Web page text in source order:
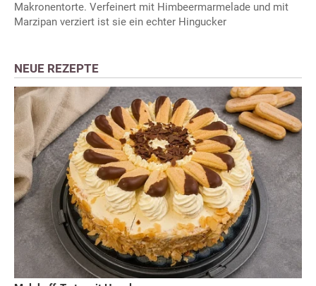
Makronentorte. Verfeinert mit Himbeermarmelade und mit
Marzipan verziert ist sie ein echter Hingucker
NEUE REZEPTE